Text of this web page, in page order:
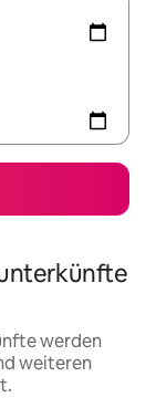
werden
weiteren